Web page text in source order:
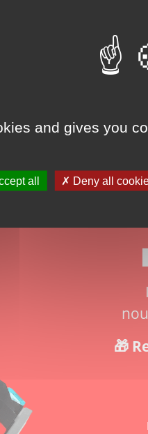
Potter!
🎁
and gives you
all Deny all